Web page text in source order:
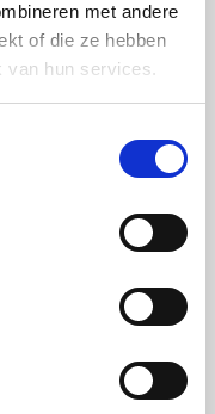
met andere
of die ze hebben
van hun services.
SupraBazar